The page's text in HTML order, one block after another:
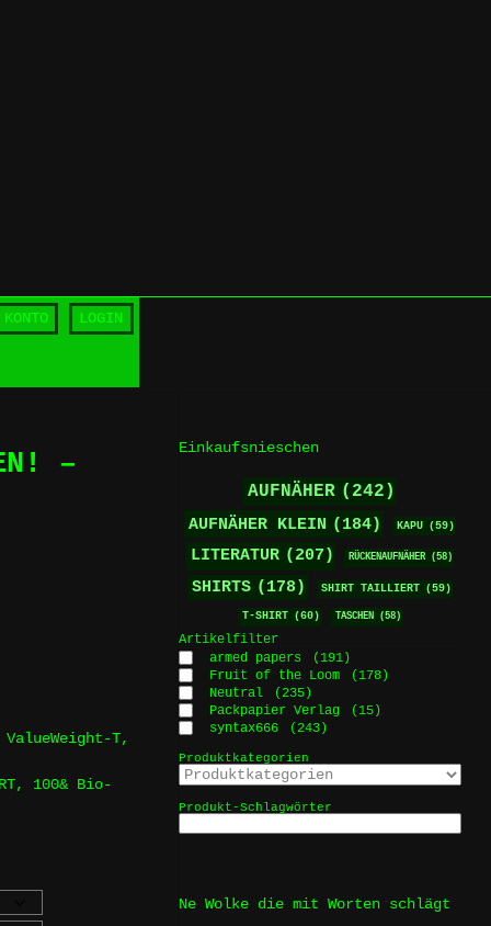
LOGIN
–
T,
100& Bio-
Einkaufsnieschen
AUFNÄHER (242)
AUFNÄHER KLEIN (184) KAPU (59)
LITERATUR (207) RÜCKENAUFNÄHER (58)
SHIRTS (178) SHIRT TAILLIERT (59)
T-SHIRT (60) TASCHEN (58)
Artikelfilter
armed papers
(191)
Fruit of the Loom
(178)
Neutral
(235)
Packpapier Verlag
(15)
syntax666
(243)
Produktkategorien
Produkt-Schlagwörter
Ne Wolke die mit Worten schlägt